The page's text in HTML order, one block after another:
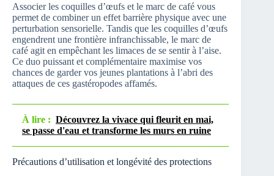
Associer les coquilles d’œufs et le marc de café vous
permet de combiner un effet barrière physique avec une
perturbation sensorielle. Tandis que les coquilles d’œufs
engendrent une frontière infranchissable, le marc de
café agit en empêchant les limaces de se sentir à l’aise.
Ce duo puissant et complémentaire maximise vos
chances de garder vos jeunes plantations à l’abri des
attaques de ces gastéropodes affamés.
À lire : Découvrez la vivace qui fleurit en mai,
se passe d'eau et transforme les murs en ruine
Précautions d’utilisation et longévité des protections